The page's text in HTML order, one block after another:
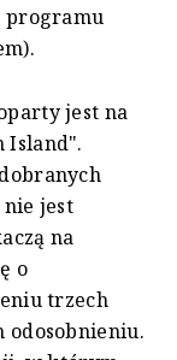
programu
jest na
Island".
jest
na
o
trzech
odosobnieniu.